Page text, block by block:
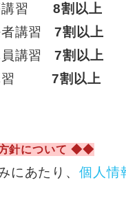
講習8割以上
者講習7割以上
員講習7割以上
講習
7割以上
針について ◆◆
にあたり、個人情